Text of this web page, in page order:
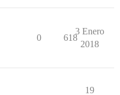
0 618
3 Enero
2018
19